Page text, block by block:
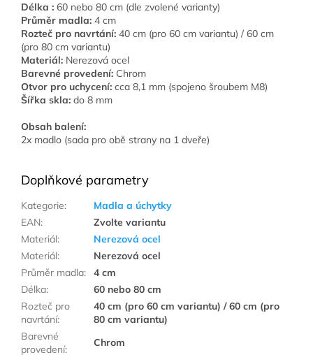
Délka : 60 nebo 80 cm (dle zvolené varianty)
Průměr madla: 4 cm
Rozteč pro navrtání: 40 cm (pro 60 cm variantu) / 60 cm
(pro 80 cm variantu)
Materiál: Nerezová ocel
Barevné provedení: Chrom
Otvor pro uchycení: cca 8,1 mm (spojeno šroubem M8)
Šířka skla: do 8 mm
Obsah balení:
2x madlo (sada pro obě strany na 1 dveře)
Doplňkové parametry
Kategorie:
Madla a úchytky
EAN:
Zvolte variantu
Materiál:
Nerezová ocel
Materiál:
Nerezová ocel
Průměr madla:
4 cm
Délka:
60 nebo 80 cm
Rozteč pro
navrtání:
40 cm (pro 60 cm variantu) / 60 cm (pro
80 cm variantu)
Barevné
provedení:
Chrom